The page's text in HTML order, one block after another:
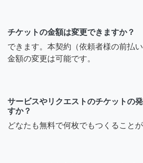
チケットの金額は変更できますか？
できます。本契約（依頼者様の前払
金額の変更は可能です。
サービスやリクエストのチケットの
すか？
どなたも無料で何枚でもつくることが